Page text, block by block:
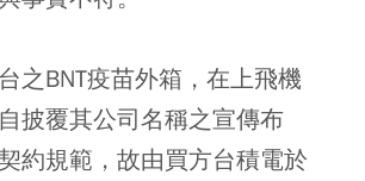
之BNT疫苗外箱，在上飛機
披覆其公司名稱之宣傳布
約規範，故由買方台積電於